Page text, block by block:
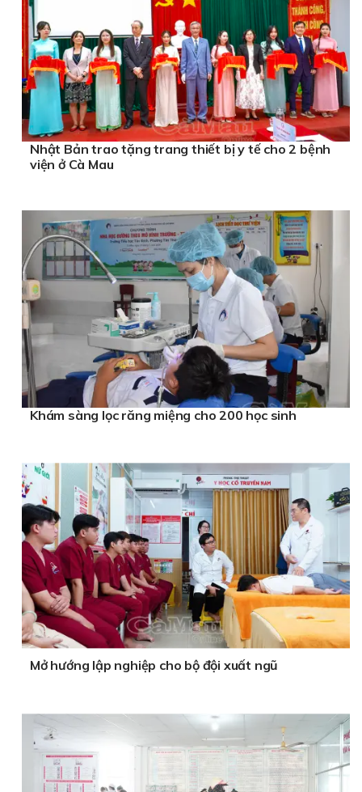
Nhật Bản trao tặng trang thiết bị y tế cho 2 bệnh
viện ở Cà Mau
Khám sàng lọc răng miệng cho 200 học sinh
Mở hướng lập nghiệp cho bộ đội xuất ngũ